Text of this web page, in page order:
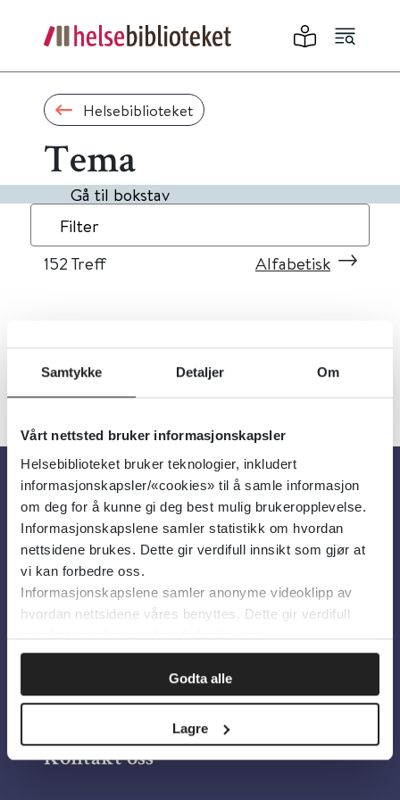
Samtykke Detaljer Om
Vårt nettsted bruker informasjonskapsler
Helsebiblioteket bruker teknologier, inkludert
informasjonskapsler/«cookies» til å samle informasjon
om deg for å kunne gi deg best mulig brukeropplevelse.
Informasjonskapslene samler statistikk om hvordan
nettsidene brukes. Dette gir verdifull innsikt som gjør at
vi kan forbedre oss.
Informasjonskapslene samler anonyme videoklipp av
hvordan nettsidene våres benyttes. Dette gir verdifull
innsikt som gjør at vi kan forbedre oss.
Godta alle
Lagre
Helsebiblioteket
Tema
Gå til bokstav
Filter
152 Treff Alfabetisk
« 1 13 14 »
Om oss
Om Helsebiblioteket
Personvern og informasjonskapsler
Tilgjengelighetserklæring
Information in English
Bilder fra Colourbox.com
Kontakt oss